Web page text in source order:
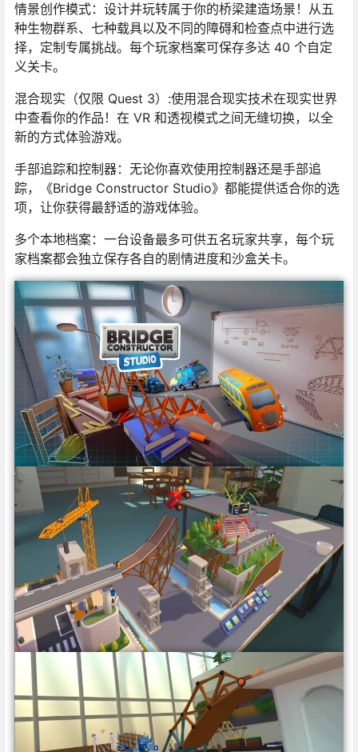
情景创作模式：设计并玩转属于你的桥梁建造场景！从五
种生物群系、七种载具以及不同的障碍和检查点中进行选
择，定制专属挑战。每个玩家档案可保存多达 40 个自定
义关卡。
混合现实（仅限 Quest 3）:使用混合现实技术在现实世界
中查看你的作品！在 VR 和透视模式之间无缝切换，以全
新的方式体验游戏。
手部追踪和控制器：无论你喜欢使用控制器还是手部追
踪，《Bridge Constructor Studio》都能提供适合你的选
项，让你获得最舒适的游戏体验。
多个本地档案：一台设备最多可供五名玩家共享，每个玩
家档案都会独立保存各自的剧情进度和沙盒关卡。